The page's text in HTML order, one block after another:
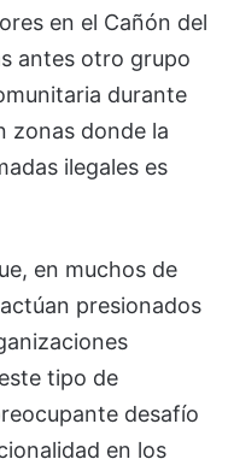
en el Cañón del
antes otro grupo
durante
zonas donde la
ilegales es
en muchos de
presionados
tipo de
desafío
en los